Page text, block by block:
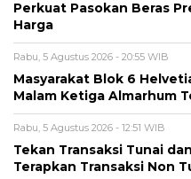
Perkuat Pasokan Beras
Harga
Rabu, 5 Agustus 2026 - 20:55 WIB
Masyarakat Blok 6
Malam Ketiga Almarhum
Rabu, 5 Agustus 2026 - 12:51 WIB
Tekan Transaksi Tunai
Terapkan Transaksi Non